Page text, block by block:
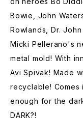
Bowie, John
Rowlands, Dr.
Micki Pellerano's
metal mold! With
Avi Spivak! Made
recyclable! Comes
enough for the
DARK?!